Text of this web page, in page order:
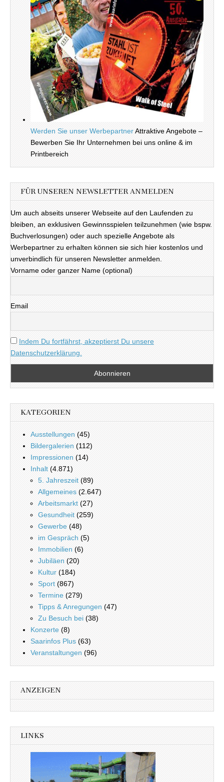
Werden Sie unser WerbepartnerAttraktive Angebote –
Bewerben Sie Ihr Unternehmen bei uns online & im
Printbereich
FÜR UNSEREN NEWSLETTER ANMELDEN
Um auch abseits unserer Webseite auf den Laufenden zu
bleiben, an exklusiven Gewinnsspielen teilzunehmen (wie bspw.
Buchverlosungen) oder auch spezielle Angebote als
Werbepartner zu erhalten können sie sich hier kostenlos und
unverbindlich für unseren Newsletter anmelden.
Vorname oder ganzer Name (optional)
Email
Indem Du fortfährst, akzeptierst Du unsere
Datenschutzerklärung.
KATEGORIEN
Ausstellungen (45)
Bildergalerien (112)
Impressionen (14)
Inhalt (4.871)
5. Jahreszeit (89)
Allgemeines (2.647)
Arbeitsmarkt (27)
Gesundheit (259)
Gewerbe (48)
im Gespräch (5)
Immobilien (6)
Jubiläen (20)
Kultur (184)
Sport (867)
Termine (279)
Tipps & Anregungen (47)
Zu Besuch bei (38)
Konzerte (8)
Saarinfos Plus (63)
Veranstaltungen (96)
ANZEIGEN
LINKS